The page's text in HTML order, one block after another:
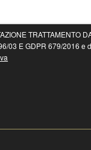
TRATTAMENTO
03 E GDPR 679/2016 e